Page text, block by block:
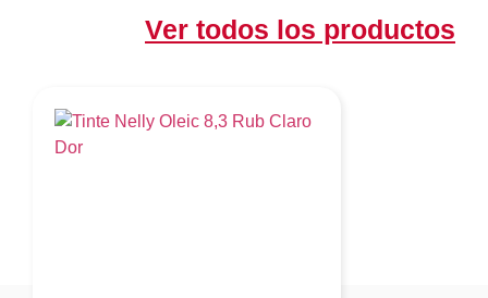
Ver todos los productos